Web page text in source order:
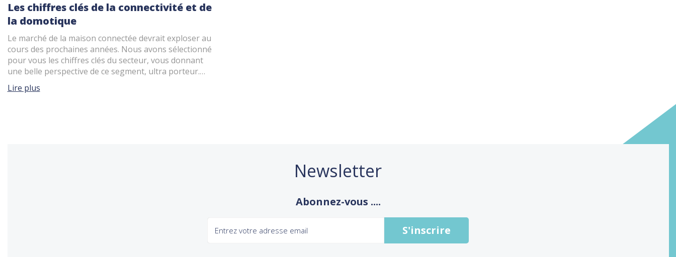
Les chiffres clés de la connectivité et de
la domotique
Le marché de la maison connectée devrait exploser au
cours des prochaines années. Nous avons sélectionné
pour vous les chiffres clés du secteur, vous donnant
une belle perspective de ce segment, ultra porteur.
Focus sur une tendance qui monte en flèche.
Lire plus
Newsletter
Abonnez-vous ....